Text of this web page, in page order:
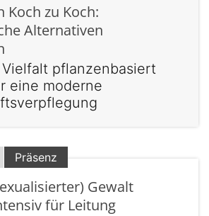
Koch zu Koch:
Alternativen
Vielfalt pflanzenbasiert
eine moderne
Präsenz
Gewalt
für Leitung